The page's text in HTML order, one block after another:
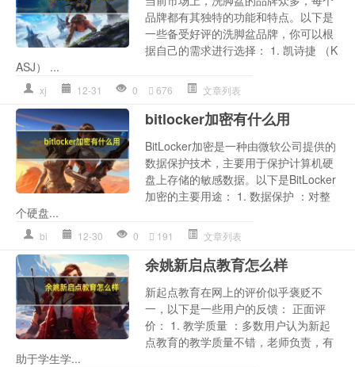
品牌都有其独特的功能和特点。以下是
一些备受好评的洗脚盆品牌，你可以根
据自己的需求进行选择： 1. 凯诗捷 （K
ASJ） ...
xj 12-31 0 676 文章列表
bitlocker加密有什么用
BitLocker加密是一种由微软公司提供的
数据保护技术，主要用于保护计算机硬
盘上存储的敏感数据。以下是BitLocker
加密的主要用途： 1. 数据保护 ：对整
个硬盘...
bi 12-30 0 191 文章列表
余姚新启点教育怎么样
新起点教育在网上的评价似乎褒贬不
一，以下是一些用户的反馈： 正面评
价： 1. 教学质量 ：多数用户认为新起
点教育的教学质量不错，老师负责，有
助于学生学...